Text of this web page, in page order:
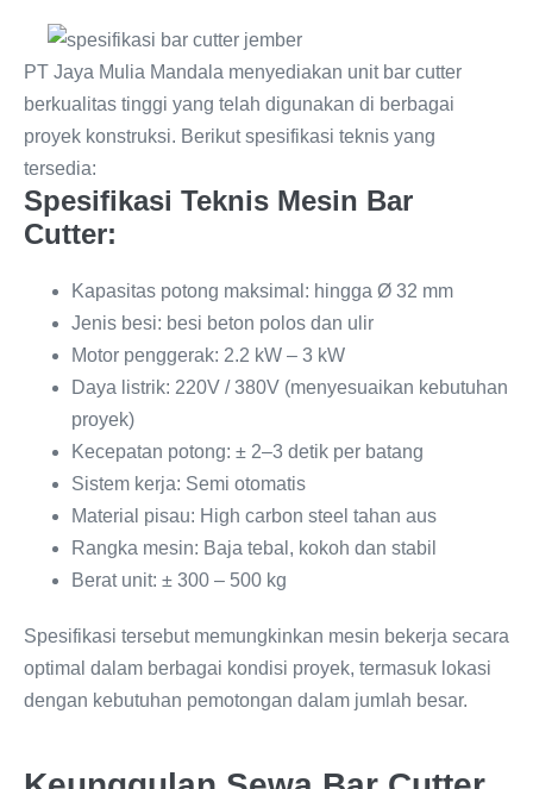
PT Jaya Mulia Mandala menyediakan unit bar cutter
berkualitas tinggi yang telah digunakan di berbagai
proyek konstruksi. Berikut spesifikasi teknis yang
tersedia:
Spesifikasi Teknis Mesin Bar
Cutter:
Kapasitas potong maksimal: hingga Ø 32 mm
Jenis besi: besi beton polos dan ulir
Motor penggerak: 2.2 kW – 3 kW
Daya listrik: 220V / 380V (menyesuaikan kebutuhan
proyek)
Kecepatan potong: ± 2–3 detik per batang
Sistem kerja: Semi otomatis
Material pisau: High carbon steel tahan aus
Rangka mesin: Baja tebal, kokoh dan stabil
Berat unit: ± 300 – 500 kg
Spesifikasi tersebut memungkinkan mesin bekerja secara
optimal dalam berbagai kondisi proyek, termasuk lokasi
dengan kebutuhan pemotongan dalam jumlah besar.